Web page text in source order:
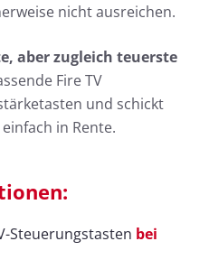
nicht ausreichen.
aber zugleich teuerste
Fire TV
und schickt
in Rente.
Steuerungstasten bei